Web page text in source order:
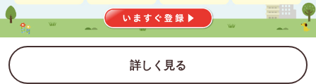
詳しく見る